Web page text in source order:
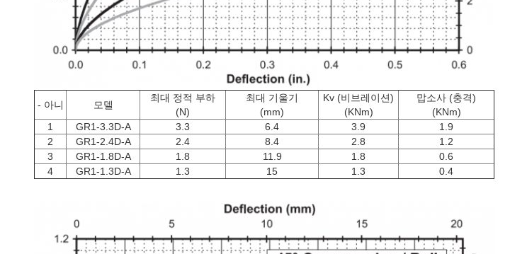
- 아니 모델
최대 정적 부하
(N)
최대 기울기
(mm)
Kv (비브레이션)
(KNm)
맙소사 (충격)
(KNm)
1
GR1-3.3D-A 3.3 6.4 3.9
1.9
2
GR1-2.4D-A 2.4 8.4 2.8
1.2
3
GR1-1.8D-A 1.8 11.9 1.8
0.6
4
GR1-1.3D-A 1.3 15 1.3 0.4